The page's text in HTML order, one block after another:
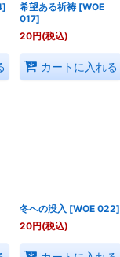
]
希望ある祈祷 [WOE
017]
20円(税込)
カートに入れる
冬への没入 [WOE 022]
20円(税込)